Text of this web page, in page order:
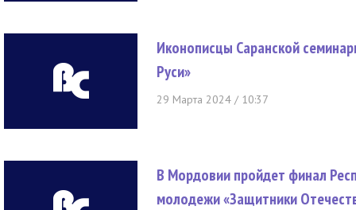
Иконописцы Саранской
Руси»
29 Марта 2024 / 10:37
В Мордовии пройдет финал
молодежи «Защитники